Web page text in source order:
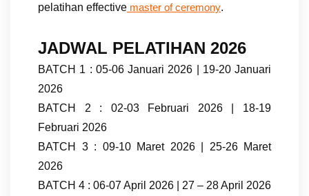
pelatihan effective master of ceremony.
JADWAL PELATIHAN 2026
BATCH 1 : 05-06 Januari 2026 | 19-20 Januari
2026
BATCH 2 : 02-03 Februari 2026 | 18-19
Februari 2026
BATCH 3 : 09-10 Maret 2026 | 25-26 Maret
2026
BATCH 4 : 06-07 April 2026 | 27 – 28 April 2026